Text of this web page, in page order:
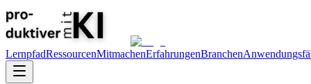
LernpfadRessourcenMitmachenErfahrungenBranchen